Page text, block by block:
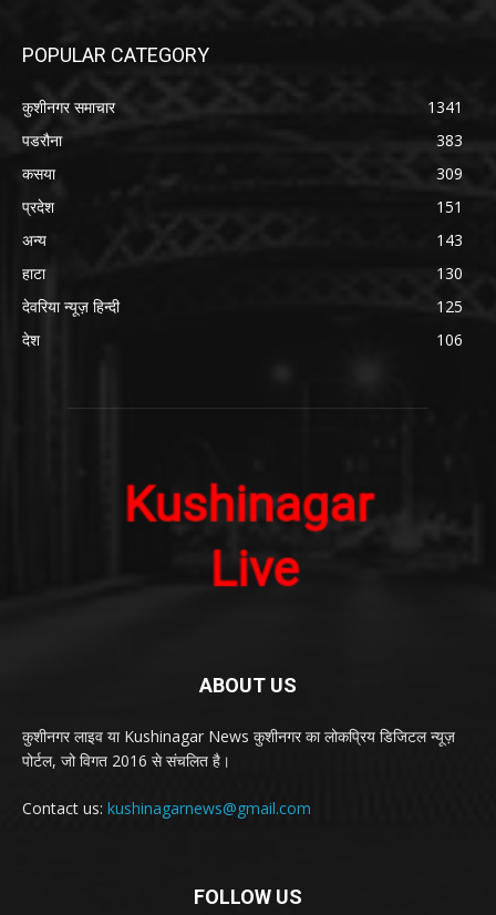
POPULAR CATEGORY
कुशीनगर समाचार
1341
पडरौना
383
कसया
309
प्रदेश
151
अन्य
143
हाटा
130
देवरिया न्यूज़ हिन्दी
125
देश
106
ABOUT US
कुशीनगर लाइव या Kushinagar News कुशीनगर का लोकप्रिय डिजिटल न्यूज़
पोर्टल, जो विगत 2016 से संचलित है।
Contact us: kushinagarnews@gmail.com
FOLLOW US